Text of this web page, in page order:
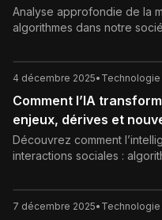
Analyse approfondie de la
algorithmes dans notre
une IA transparente et
4 décembre 2025•
Comment l’IA
enjeux, dérives et
Découvrez comment
interactions sociales :
risques et pistes pour
qualité à l’ère de l’IA.
7 décembre 2025•